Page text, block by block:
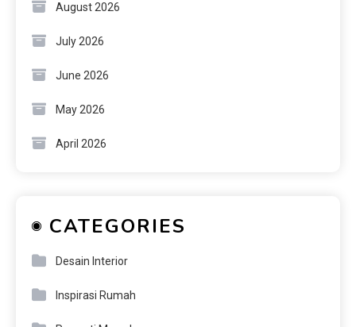
August 2026
July 2026
June 2026
May 2026
April 2026
CATEGORIES
Desain Interior
Inspirasi Rumah